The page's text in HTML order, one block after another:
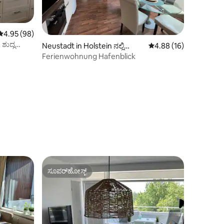
ರಲ್ಲಿ 4.95 ಸರಾಸರಿ ರೇಟಿಂಗ್, 98 ವಿಮರ್ಶೆಗಳು
4.95 (98)
Neustadt in Holstein ನಲ್ಲಿ
ಕಾಂಡೋ
5 ರಲ್ಲಿ 4.88 ಸರಾಸರಿ
4.88 (16)
Ferienwohnung Hafenblick
ಸೂಪರ್‌ಹೋಸ್ಟ್
ಸೂಪರ್‌ಹೋಸ್ಟ್